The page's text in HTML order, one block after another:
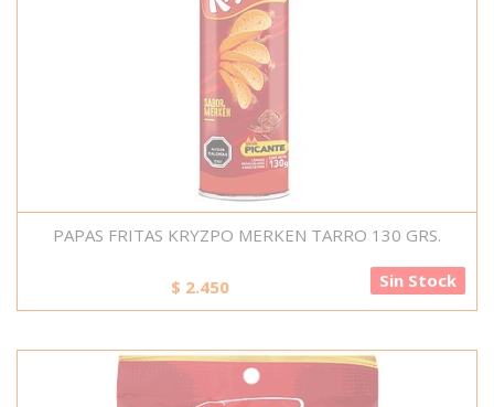
PAPAS FRITAS KRYZPO MERKEN TARRO 130 GRS.
$ 2.450 Sin Stock